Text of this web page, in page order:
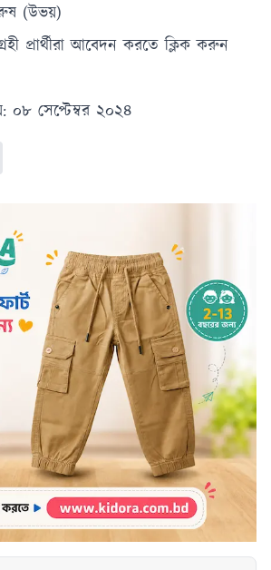
(উভয়)
প্রার্থীরা আবেদন করতে ক্লিক করুন
সেপ্টেম্বর ২০২৪